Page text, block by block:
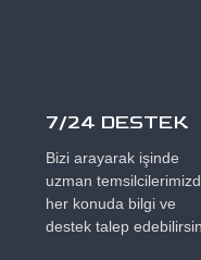
7/24 DESTEK
Bizi arayarak işinde
uzman
her konuda bilgi ve
destek talep